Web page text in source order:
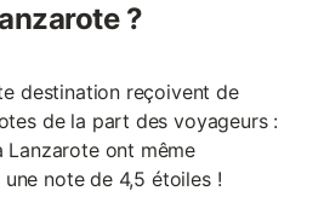
?
destination reçoivent de
de la part des voyageurs :
Lanzarote ont même
note de 4,5 étoiles !